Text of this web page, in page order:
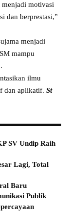
menjadi motivasi
dan berprestasi,”
menjadi
mampu
ilmu
dan aplikatif. St
SV Undip Raih
Lagi, Total
Baru
Publik